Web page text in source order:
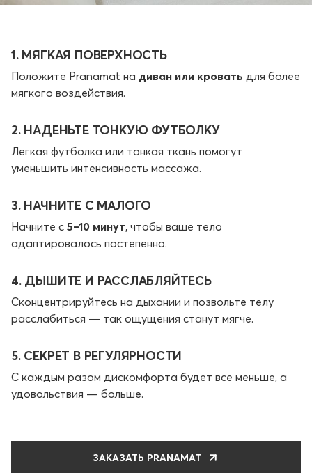
1. МЯГКАЯ ПОВЕРХНОСТЬ
Положите Pranamat на диван или кровать для более
мягкого воздействия.
2. НАДЕНЬТЕ ТОНКУЮ ФУТБОЛКУ
Легкая футболка или тонкая ткань помогут
уменьшить интенсивность массажа.
3. НАЧНИТЕ С МАЛОГО
Начните с 5–10 минут, чтобы ваше тело
адаптировалось постепенно.
4. ДЫШИТЕ И РАССЛАБЛЯЙТЕСЬ
Сконцентрируйтесь на дыхании и позвольте телу
расслабиться — так ощущения станут мягче.
5. СЕКРЕТ В РЕГУЛЯРНОСТИ
С каждым разом дискомфорта будет все меньше, а
удовольствия — больше.
ЗАКАЗАТЬ PRANAMAT